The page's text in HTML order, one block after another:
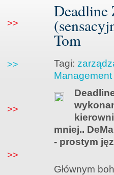
>>
>>
>>
>>
Deadline
Tom
Tagi:
Management
mniej..
- prostym
Głównym